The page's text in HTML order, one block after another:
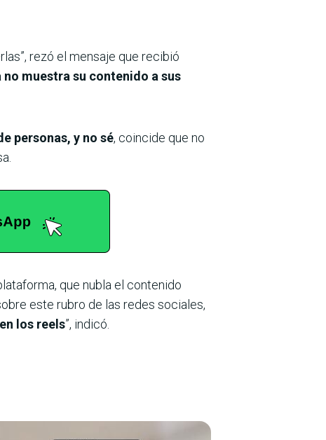
rezó el mensaje que recibió
muestra su contenido a sus
personas, y no sé, coincide que no
que nubla el contenido
este rubro de las redes sociales,
los reels”, indicó.